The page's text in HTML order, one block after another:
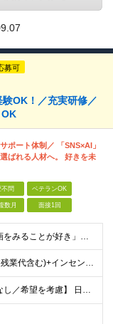
募可
験OK！／充実研修／
ポート体制／ 「SNS×AI」
ばれる人材へ。 好きを未
不問 ベテランOK
数月 面接1回
応募理由は「ショート動画をみることが好き」でOK！ #学歴不問 #未経験OK ★1つでも当てはまれば、マッチング率高め★ □ SNSや動画制作に興味がある方 □ アイデアを考えることが好きな方 □
月給28万円～35万円(固定残業代含む)+インセンティブ＋各種手当 ※経験・能力等を考慮の上、決定します。 ※残業はほとんどありませんが、発生した場合は時間外手当を100％支給します。 【固定残業
【フルリモート可／転勤なし／希望を考慮】 日本47都道府県、どこでも就業可能！ （東京・神奈川・埼玉・千葉・北海道・宮城・愛知・大阪・福岡・新潟など 各拠点近郊のプロジェクト先） 【Point】